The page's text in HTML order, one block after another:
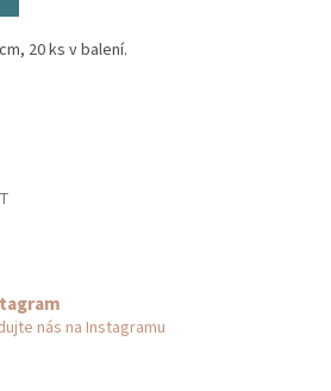
20 ks v balení.
nás na Instagramu